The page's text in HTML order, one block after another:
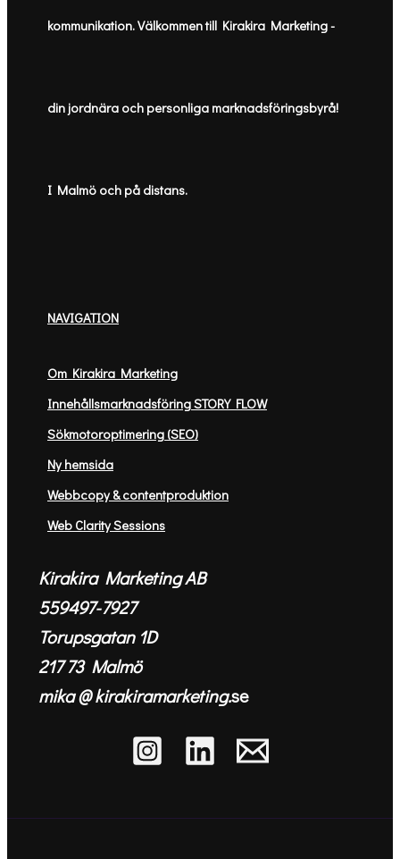
kommunikation. Välkommen till Kirakira Marketing -
din jordnära och personliga marknadsföringsbyrå!
I Malmö och på distans.
NAVIGATION
Om Kirakira Marketing
Innehållsmarknadsföring STORY FLOW
Sökmotoroptimering (SEO)
Ny hemsida
Webbcopy & contentproduktion
Web Clarity Sessions
Kirakira Marketing AB
559497-7927
Torupsgatan 1D
217 73 Malmö
mika @ kirakiramarketing.se